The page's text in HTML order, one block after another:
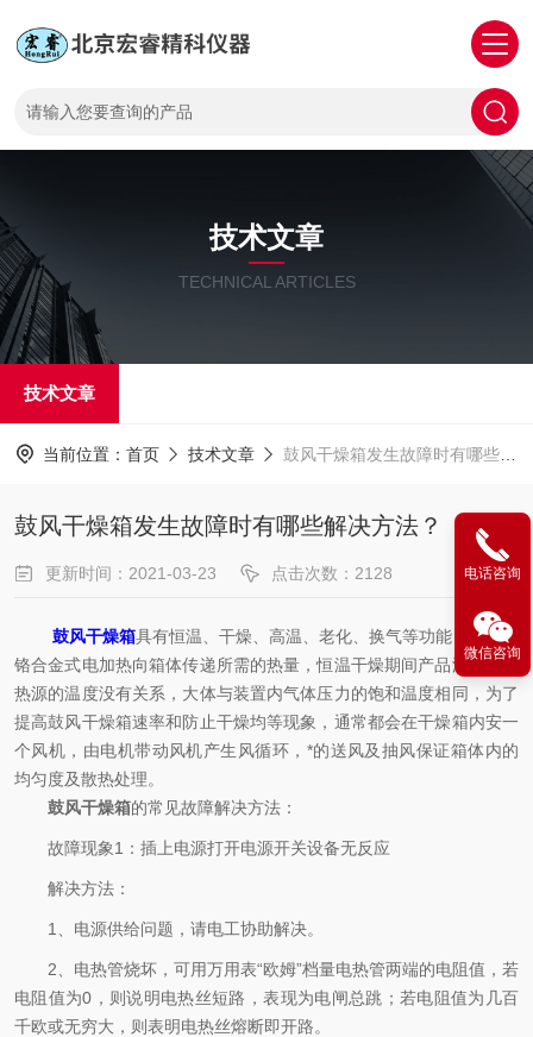
技术文章
TECHNICAL ARTICLES
技术文章
当前位置： 首页 技术文章 鼓风干燥箱发生故障时有哪些解决方法？
鼓风干燥箱发生故障时有哪些解决方法？
更新时间：2021-03-23 点击次数：2128
鼓风干燥箱具有恒温、干燥、高温、老化、换气等功能，通过镍
铬合金式电加热向箱体传递所需的热量，恒温干燥期间产品温度与加
热源的温度没有关系，大体与装置内气体压力的饱和温度相同，为了
提高鼓风干燥箱速率和防止干燥均等现象，通常都会在干燥箱内安一
个风机，由电机带动风机产生风循环，*的送风及抽风保证箱体内的
均匀度及散热处理。
鼓风干燥箱的常见故障解决方法：
故障现象1：插上电源打开电源开关设备无反应
解决方法：
1、电源供给问题，请电工协助解决。
2、电热管烧坏，可用万用表“欧姆”档量电热管两端的电阻值，若
电阻值为0，则说明电热丝短路，表现为电闸总跳；若电阻值为几百
千欧或无穷大，则表明电热丝熔断即开路。
电话咨询
微信咨询